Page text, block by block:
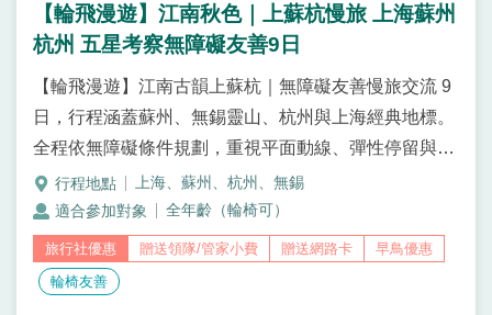
【輪飛漫遊】江南秋色｜上蘇杭慢旅 上海蘇州
杭州 五星考察無障礙友善9日
【輪飛漫遊】江南古韻上蘇杭｜無障礙友善慢旅交流 9
日，行程涵蓋蘇州、無錫靈山、杭州與上海經典地標。
全程依無障礙條件規劃，重視平面動線、彈性停留與舒
適節奏，安排實景演出《最憶是杭州》與城市藝文體
驗，適合輪椅旅客與同行家屬安心參與的江南深度旅
程。從江南園林到上海摩登，【輪飛漫遊】以無障礙友
善規劃，串聯蘇州、無錫、杭州與上海的經典景點與文
化演出，重視行程節奏與舒適體驗，打造輪椅旅客與家
上海、蘇州、杭州、無錫
全年齡（輪椅可）
贈送領隊/管家小費 贈送網路卡
早鳥優惠
輪椅友善